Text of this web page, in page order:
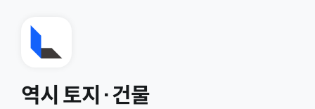
역시 토지·건물